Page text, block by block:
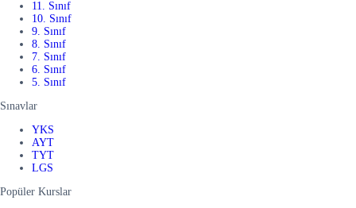
11. Sınıf
10. Sınıf
9. Sınıf
8. Sınıf
7. Sınıf
6. Sınıf
5. Sınıf
Sınavlar
YKS
AYT
TYT
LGS
Popüler Kurslar